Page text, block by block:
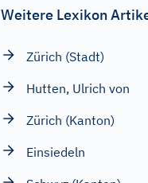
Weitere Lexikon
Zürich (Stadt)
Hutten, Ulrich von
Zürich (Kanton)
Einsiedeln